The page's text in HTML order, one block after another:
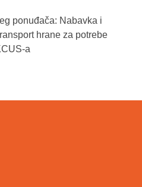
ponuđača: Nabavka i
hrane za potrebe
a